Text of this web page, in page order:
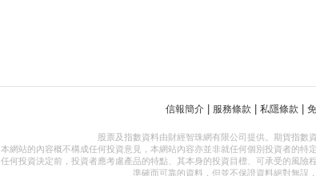
信報簡介 服務條款 私隱條款
股票及指數資料由財經智珠網有限公司提供。期貨指數
本網站的內容概不構成任何投資意見，本網站內容亦並非就任何個別投資者的
任何投資決定前，投資者應考慮產品的特點、其本身的投資目標、可承受的風
準確而可靠的資料，但並不保證資料絕對無誤